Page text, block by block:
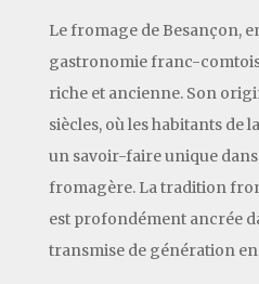
Le fromage de Besançon,
gastronomie franc-
riche et ancienne. Son
siècles, où les habitants de
un savoir-faire unique
fromagère. La tradition
est profondément ancrée
transmise de génération